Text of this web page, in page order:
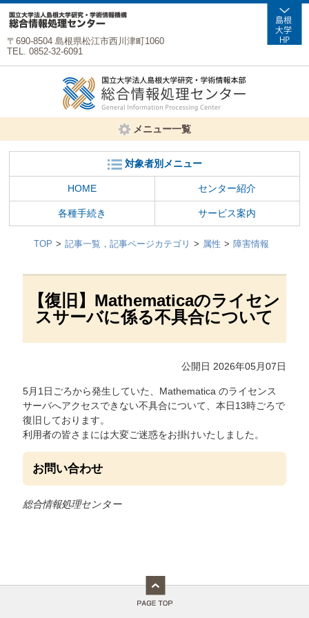
〒690-8504 島根県松江市西川津町1060
TEL. 0852-32-6091
メニュー一覧
対象者別メニュー
HOME センター紹介
各種手続き サービス案内
TOP 記事一覧，記事ページカテゴリ 属性 障害情報
【復旧】Mathematicaのライセン
スサーバに係る不具合について
公開日 2026年05月07日
5月1日ごろから発生していた、Mathematica のライセンス
サーバへアクセスできない不具合について、本日13時ごろで
復旧しております。
利用者の皆さまには大変ご迷惑をお掛けいたしました。
お問い合わせ
総合情報処理センター